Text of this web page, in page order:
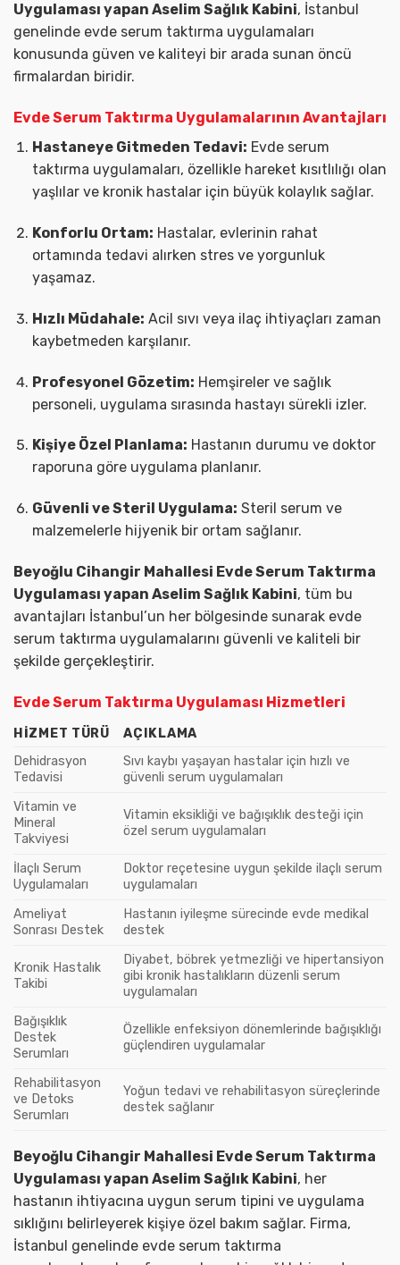
Uygulaması yapan Aselim Sağlık Kabini, İstanbul
genelinde evde serum taktırma uygulamaları
konusunda güven ve kaliteyi bir arada sunan öncü
firmalardan biridir.
Evde Serum Taktırma Uygulamalarının Avantajları
Hastaneye Gitmeden Tedavi: Evde serum
taktırma uygulamaları, özellikle hareket kısıtlılığı olan
yaşlılar ve kronik hastalar için büyük kolaylık sağlar.
Konforlu Ortam: Hastalar, evlerinin rahat
ortamında tedavi alırken stres ve yorgunluk
yaşamaz.
Hızlı Müdahale: Acil sıvı veya ilaç ihtiyaçları zaman
kaybetmeden karşılanır.
Profesyonel Gözetim: Hemşireler ve sağlık
personeli, uygulama sırasında hastayı sürekli izler.
Kişiye Özel Planlama: Hastanın durumu ve doktor
raporuna göre uygulama planlanır.
Güvenli ve Steril Uygulama: Steril serum ve
malzemelerle hijyenik bir ortam sağlanır.
Beyoğlu Cihangir Mahallesi Evde Serum Taktırma
Uygulaması yapan Aselim Sağlık Kabini, tüm bu
avantajları İstanbul’un her bölgesinde sunarak evde
serum taktırma uygulamalarını güvenli ve kaliteli bir
şekilde gerçekleştirir.
Evde Serum Taktırma Uygulaması Hizmetleri
HIZMET TÜRÜ
AÇIKLAMA
Dehidrasyon
Tedavisi
Sıvı kaybı yaşayan hastalar için hızlı ve
güvenli serum uygulamaları
Vitamin ve
Mineral
Takviyesi
Vitamin eksikliği ve bağışıklık desteği için
özel serum uygulamaları
İlaçlı Serum
Uygulamaları
Doktor reçetesine uygun şekilde ilaçlı serum
uygulamaları
Ameliyat
Sonrası Destek
Hastanın iyileşme sürecinde evde medikal
destek
Kronik Hastalık
Takibi
Diyabet, böbrek yetmezliği ve hipertansiyon
gibi kronik hastalıkların düzenli serum
uygulamaları
Bağışıklık
Destek
Serumları
Özellikle enfeksiyon dönemlerinde bağışıklığı
güçlendiren uygulamalar
Rehabilitasyon
ve Detoks
Serumları
Yoğun tedavi ve rehabilitasyon süreçlerinde
destek sağlanır
Beyoğlu Cihangir Mahallesi Evde Serum Taktırma
Uygulaması yapan Aselim Sağlık Kabini, her
hastanın ihtiyacına uygun serum tipini ve uygulama
sıklığını belirleyerek kişiye özel bakım sağlar. Firma,
İstanbul genelinde evde serum taktırma